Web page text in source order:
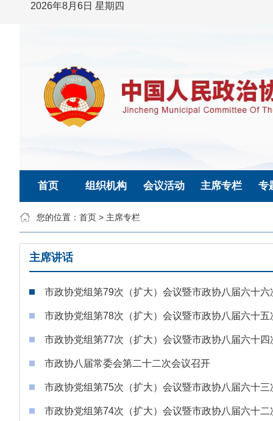
2026年8月6日 星期四
首页 组织机构 会议活动 主席专栏 专
您的位置： 首页 > 主席专栏
主席讲话
市政协党组第79次（扩大）会议暨市政协八届六十
市政协党组第78次（扩大）会议暨市政协八届六十
市政协党组第77次（扩大）会议暨市政协八届六十
市政协八届常委会第二十二次会议召开
市政协党组第75次（扩大）会议暨市政协八届六十
市政协党组第74次（扩大）会议暨市政协八届六十